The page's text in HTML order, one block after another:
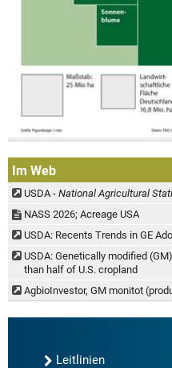
Im Web
USDA - National Agricultural
NASS 2026; Acreage USA
USDA: Recents Trends in GE
USDA: Genetically modified
than half of U.S. cropland
AgbioInvestor, GM monitot
Leitlinien